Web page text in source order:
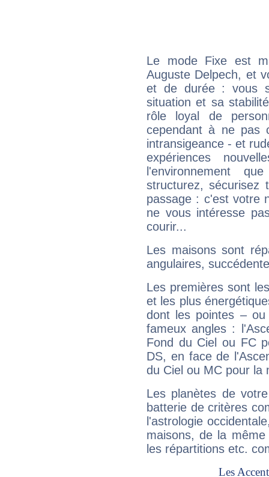
Le mode Fixe est
Auguste Delpech, et
et de durée : vous
situation et sa
rôle loyal de
cependant à ne pas
intransigeance - et
expériences
l'environnement
structurez, sécurisez
passage : c'est votre
ne vous intéresse
courir...
Les maisons sont
angulaires,
Les premières sont
et les plus
dont les pointes –
fameux angles :
Fond du Ciel ou FC
DS, en face de
du Ciel ou MC pour la
Les planètes de
batterie de critères
l'astrologie
maisons, de la
les répartitions etc.